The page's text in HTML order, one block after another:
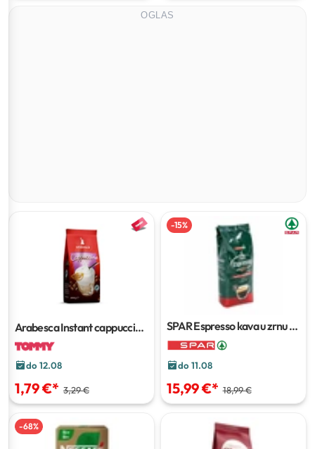
OGLAS
Arabesca Instant cappuccino
200 g
do 12.08
1,79 €* 3,29 €
-15%
SPAR Espresso kava u zrnu1
kg
do 11.08
15,99 €* 18,99 €
-68%